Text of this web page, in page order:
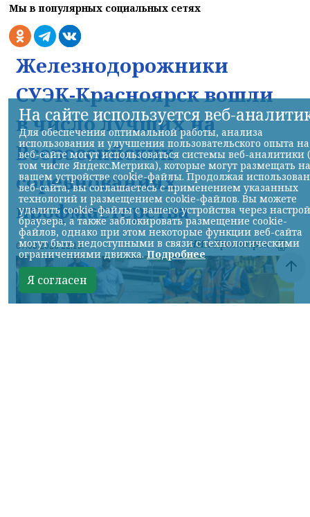
Мы в популярных социальных сетях
Железнодорожники
СУЭК-Красноярск вошли
в число лучших на
Всероссийских
соревнованиях
профмастерства
07.08.2026 22:13 НИА-Красноярск
На сайте используется веб-
Для обеспечения оптимальной работы, анализа
использования и улучшения пользовательского опыта на
веб-сайте могут использоваться системы веб-аналитики
том числе Яндекс.Метрика), которые могут размещать на
вашем устройстве cookie-файлы. Продолжая
веб-сайта, вы соглашаетесь с применением указанных
технологий и размещением cookie-файлов. Вы можете
удалить cookie-файлы с вашего устройства через
браузера, а также заблокировать размещение cookie-
файлов, однако при этом некоторые функции веб-сайта
могут быть недоступными в связи с технологическими
ограничениями движка.Подробнее
Я согласен